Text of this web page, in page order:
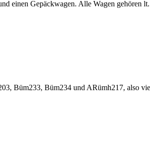
einen Gepäckwagen. Alle Wagen gehören
Büm233, Büm234 und ARümh217, also